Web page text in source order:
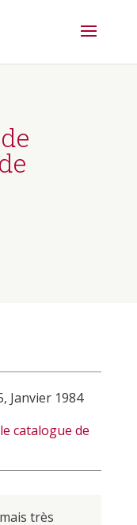
Janvier 1984
catalogue de
très